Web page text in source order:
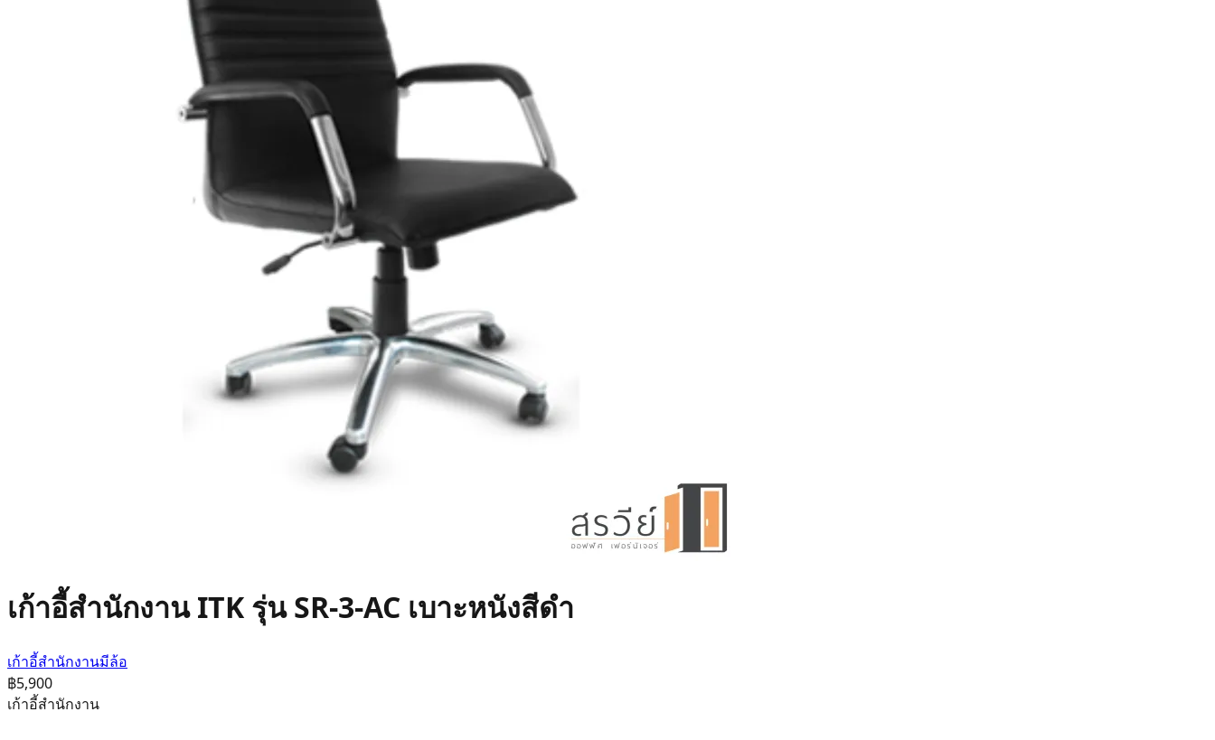
เก้าอี้สำนักงาน ITK รุ่น SR-3-AC เบาะหนังสีดำ
เก้าอี้สำนักงานมีล้อ
฿5,900
เก้าอี้สำนักงาน